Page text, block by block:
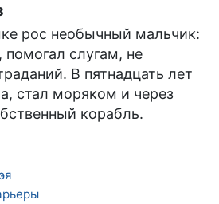
рос необычный мальчик:
слугам, не
В пятнадцать лет
стал моряком и через
корабль.